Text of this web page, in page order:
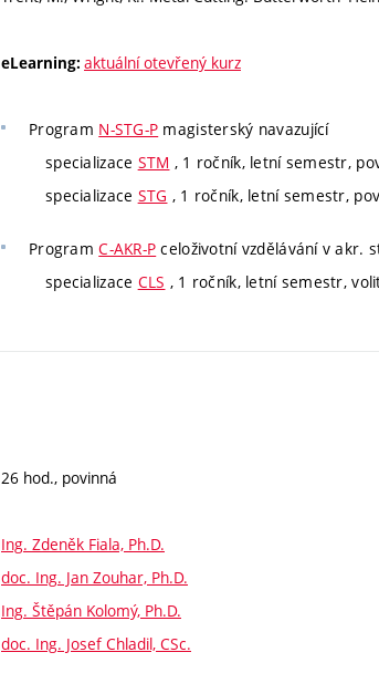
eLearning: aktuální otevřený kurz
Program N-STG-P magisterský navazující
specializace STM , 1 ročník, letní semestr,
specializace STG , 1 ročník, letní semestr,
ProgramC-AKR-P celoživotní vzdělávání v akr.
specializace CLS , 1 ročník, letní semestr,
26 hod., povinná
Ing. Zdeněk Fiala, Ph.D.
doc. Ing. Jan Zouhar, Ph.D.
Ing. Štěpán Kolomý, Ph.D.
doc. Ing. Josef Chladil, CSc.